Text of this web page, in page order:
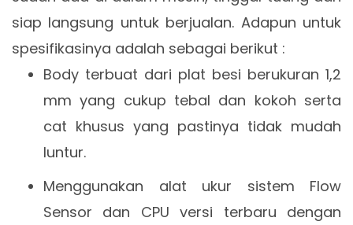
siap langsung untuk berjualan. Adapun untuk
spesifikasinya adalah sebagai berikut :
Body terbuat dari plat besi berukuran 1,2
mm yang cukup tebal dan kokoh serta
cat khusus yang pastinya tidak mudah
luntur.
Menggunakan alat ukur sistem Flow
Sensor dan CPU versi terbaru dengan